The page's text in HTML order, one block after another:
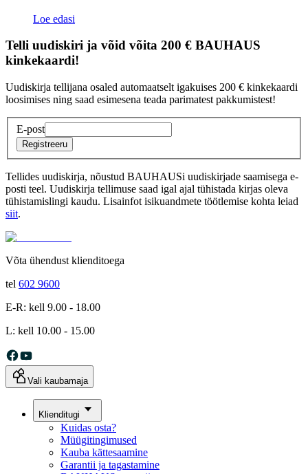
Loe edasi
Telli uudiskiri ja võid võita 200 € BAUHAUS
kinkekaardi!
Uudiskirja tellijana osaled automaatselt igakuises 200 € kinkekaardi
loosimises ning saad esimesena teada parimatest pakkumistest!
E-post
Registreeru
Tellides uudiskirja, nõustud BAUHAUSi uudiskirjade saamisega e-
posti teel. Uudiskirja tellimuse saad igal ajal tühistada kirjas oleva
tühistamislingi kaudu. Lisainfot isikuandmete töötlemise kohta leiad
siit.
Võta ühendust klienditoega
tel 602 9600
E-R: kell 9.00 - 18.00
L: kell 10.00 - 15.00
Vali kaubamaja
Klienditugi
Kuidas osta?
Müügitingimused
Kauba kättesaamine
Garantii ja tagastamine